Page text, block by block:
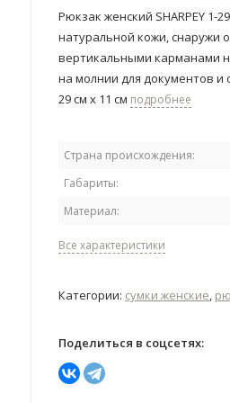
Рюкзак женский SHARPEY 1-
натуральной кожи, снаружи
вертикальными карманами
на молнии для документов
29 см х 11 см подробнее
Страна происхождения:
Габариты:
Материал:
Все характеристики
Категории: сумки женские,
Поделиться в соцсетях: